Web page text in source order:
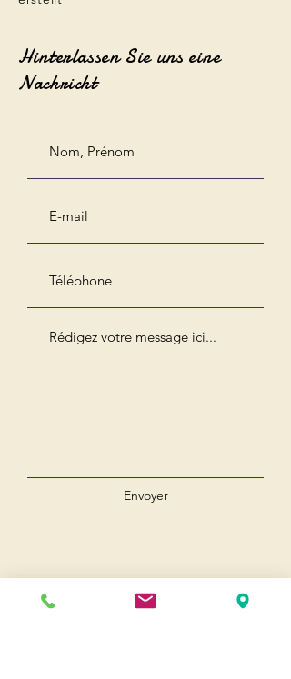
Hinterlassen Sie uns eine
Nachricht
Envoyer